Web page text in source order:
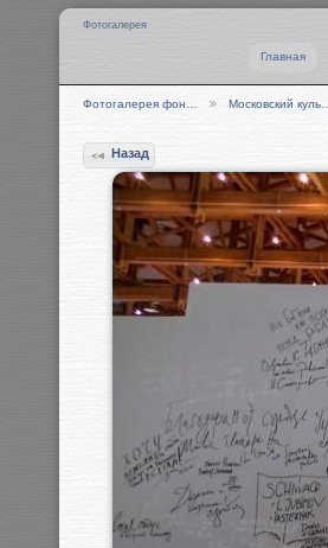
Фотогалерея
Главная
Фотогалерея фон… Московский куль…
Назад